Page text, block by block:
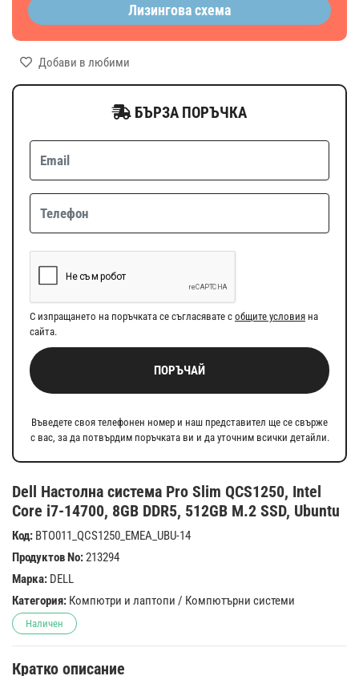
Dell Настолна система Pro Slim QCS1250, Intel
Core i7-14700, 8GB DDR5, 512GB M.2 SSD, Ubuntu
Код: BTO011_QCS1250_EMEA_UBU-14
Продуктов No:213294
Марка: DELL
Категория: Компютри и лаптопи / Компютърни системи
Наличен
Кратко описание
Лизингова схема
Добави в любими
БЪРЗА ПОРЪЧКА
С изпращането на поръчката се съгласявате с общите условия на
сайта.
ПОРЪЧАЙ
Въведете своя телефонен номер и наш представител ще се свърже
с вас, за да потвърдим поръчката ви и да уточним всички детайли.